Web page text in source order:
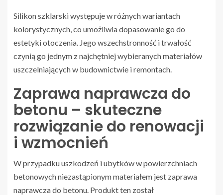
Silikon szklarski występuje w różnych wariantach
kolorystycznych, co umożliwia dopasowanie go do
estetyki otoczenia. Jego wszechstronność i trwałość
czynią go jednym z najchętniej wybieranych materiałów
uszczelniających w budownictwie i remontach.
Zaprawa naprawcza do
betonu – skuteczne
rozwiązanie do renowacji
i wzmocnień
W przypadku uszkodzeń i ubytków w powierzchniach
betonowych niezastąpionym materiałem jest zaprawa
naprawcza do betonu. Produkt ten został